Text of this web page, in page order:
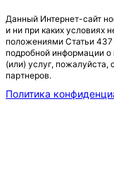
Данный Интернет-сайт
и ни при каких условиях
положениями Статьи
подробной информации о
(или) услуг,
партнеров.
Политика